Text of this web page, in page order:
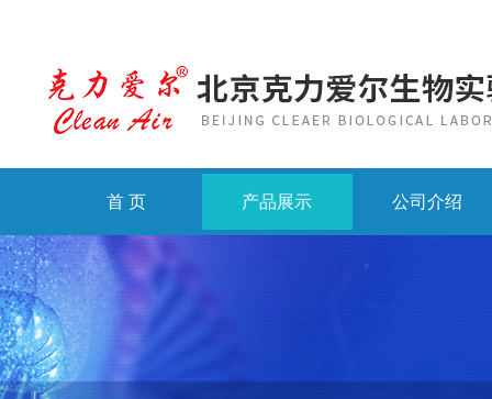
首 页 产品展示 公司介绍